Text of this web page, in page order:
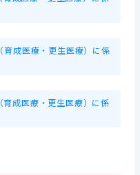
成医療・更生医療）に係
成医療・更生医療）に係